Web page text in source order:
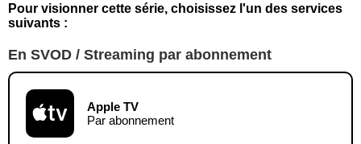
Pour visionner cette série, choisissez l'un des services
suivants :
En SVOD / Streaming par abonnement
Apple TV
Par abonnement